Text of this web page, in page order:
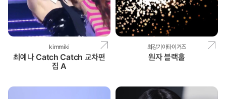
kimmiki
최예나 Catch Catch 교차편
집 A
최강기아타이거즈
원자 블랙홀